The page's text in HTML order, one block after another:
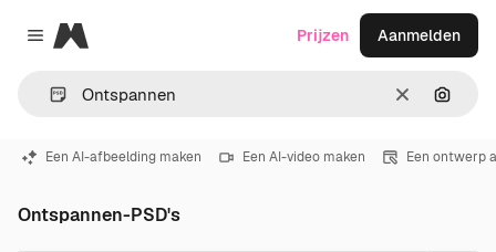
Close menu
Magnific
Wissen
Prijzen Aanmelden
Een AI-afbeelding maken Een AI-video maken Een ontwerp
Ontspannen-PSD's